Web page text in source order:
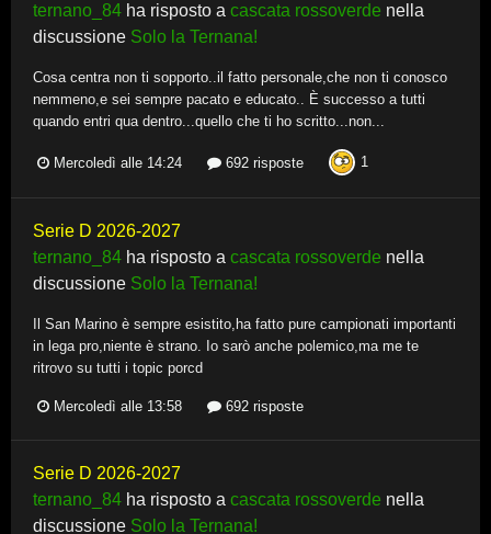
ternano_84 ha risposto a cascata rossoverde nella
discussione Solo la Ternana!
Cosa centra non ti sopporto..il fatto personale,che non ti conosco
nemmeno,e sei sempre pacato e educato.. È successo a tutti
quando entri qua dentro...quello che ti ho scritto...non...
Mercoledì alle 14:24 692 risposte 1
Serie D 2026-2027
ternano_84 ha risposto a cascata rossoverde nella
discussione Solo la Ternana!
Il San Marino è sempre esistito,ha fatto pure campionati importanti
in lega pro,niente è strano. Io sarò anche polemico,ma me te
ritrovo su tutti i topic porcd
Mercoledì alle 13:58 692 risposte
Serie D 2026-2027
ternano_84 ha risposto a cascata rossoverde nella
discussione Solo la Ternana!